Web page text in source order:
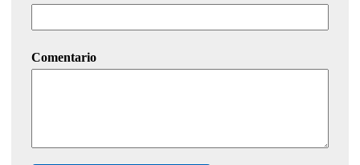
Comentario